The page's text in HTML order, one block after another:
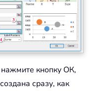
кнопку ОК,
сразу, как